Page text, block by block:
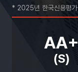
* 2025년 한국신용평가
AA+
(S)